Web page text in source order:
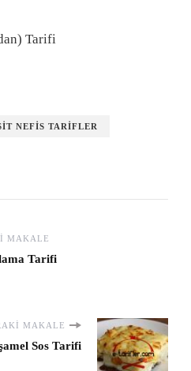
Tarifi
NEFIS TARIFLER
MAKALE
Tarifi
MAKALE
Sos Tarifi